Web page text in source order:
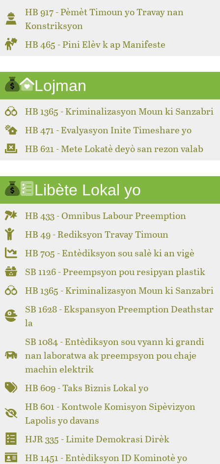
HB 917 - Pèmèt Timoun yo Travay nan
Konstriksyon
HB 465 - Pini Elèv k ap Manifeste
Lojman
HB 1365 - Kriminalizasyon Moun ki Sanzabri
HB 471 - Evalyasyon Inite Timeshare yo
HB 621 - Mete Lokatè deyò san rezon valab
Libète Lokal yo
HB 433 - Omnibus Labour Preemption
HB 49 - Rediksyon Travay Timoun
HB 705 - Entèdiksyon sou salè ki an vigè
SB 1126 - Preempsyon pou resipyan plastik
HB 1365 - Kriminalizasyon Moun ki Sanzabri
SB 1628 - Ekspansyon Preemption Deathstar
la
SB 1084 - Entèdiksyon sou vyann ki grandi
nan laboratwa ak preempsyon pou chaje
machin elektrik
HB 609 - Taks Biznis Lokal yo
HB 601 - Kontwole Komisyon Sipèvizyon
Lapolis yo davans
HJR 335 - Limite Demokrasi Dirèk
HB 1451 - Entèdiksyon ID Kominotè yo